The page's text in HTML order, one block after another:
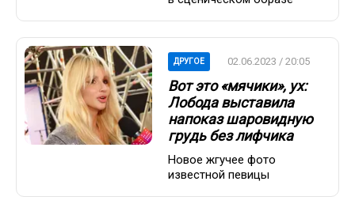
ДРУГОЕ 02.06.2023 / 20:05
Вот это «мячики», ух:
Лобода выставила
напоказ шаровидную
грудь без лифчика
Новое жгучее фото
известной певицы